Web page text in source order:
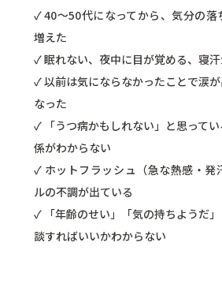
✓ 40〜50代になってから、気分の落
増えた
✓ 眠れない、夜中に目が覚める、寝
✓ 以前は気にならなかったことで涙
なった
✓ 「うつ病かもしれない」と思って
係がわからない
✓ ホットフラッシュ（急な熱感・発
ルの不調が出ている
✓ 「年齢のせい」「気の持ちようだ
談すればいいかわからない